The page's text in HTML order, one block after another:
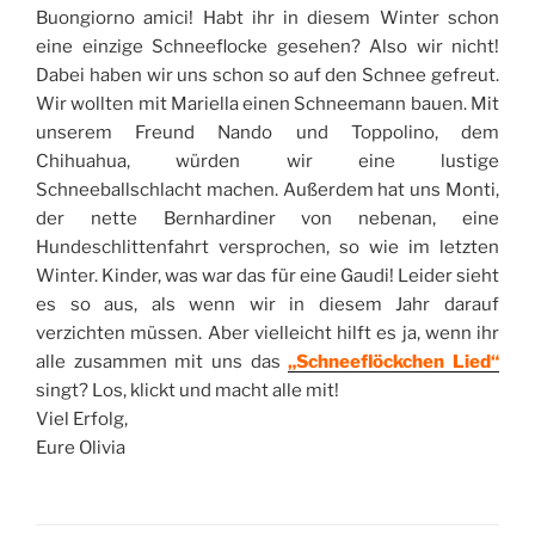
Buongiorno amici! Habt ihr in diesem Winter schon
eine einzige Schneeflocke gesehen? Also wir nicht!
Dabei haben wir uns schon so auf den Schnee gefreut.
Wir wollten mit Mariella einen Schneemann bauen. Mit
unserem Freund Nando und Toppolino, dem
Chihuahua, würden wir eine lustige
Schneeballschlacht machen. Außerdem hat uns Monti,
der nette Bernhardiner von nebenan, eine
Hundeschlittenfahrt versprochen, so wie im letzten
Winter. Kinder, was war das für eine Gaudi! Leider sieht
es so aus, als wenn wir in diesem Jahr darauf
verzichten müssen. Aber vielleicht hilft es ja, wenn ihr
alle zusammen mit uns das„Schneeflöckchen Lied“
singt? Los, klickt und macht alle mit!
Viel Erfolg,
Eure Olivia